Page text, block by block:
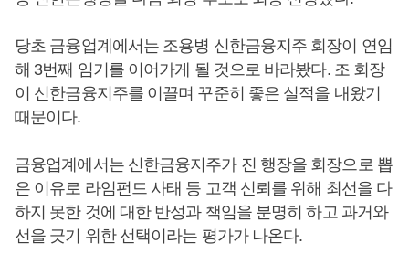
당초 금융업계에서는 조용병 신한금융지주 회장이 연임
해 3번째 임기를 이어가게 될 것으로 바라봤다. 조 회장
이 신한금융지주를 이끌며 꾸준히 좋은 실적을 내왔기
때문이다.
금융업계에서는 신한금융지주가 진 행장을 회장으로 뽑
은 이유로 라임펀드 사태 등 고객 신뢰를 위해 최선을 다
하지 못한 것에 대한 반성과 책임을 분명히 하고 과거와
선을 긋기 위한 선택이라는 평가가 나온다.